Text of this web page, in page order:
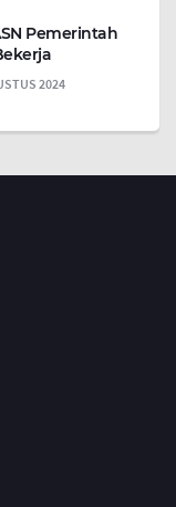
Pemerintah
2024